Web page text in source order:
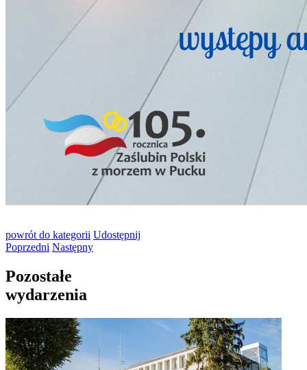
powrót do kategorii Udostępnij
Poprzedni Następny
Pozostałe
wydarzenia